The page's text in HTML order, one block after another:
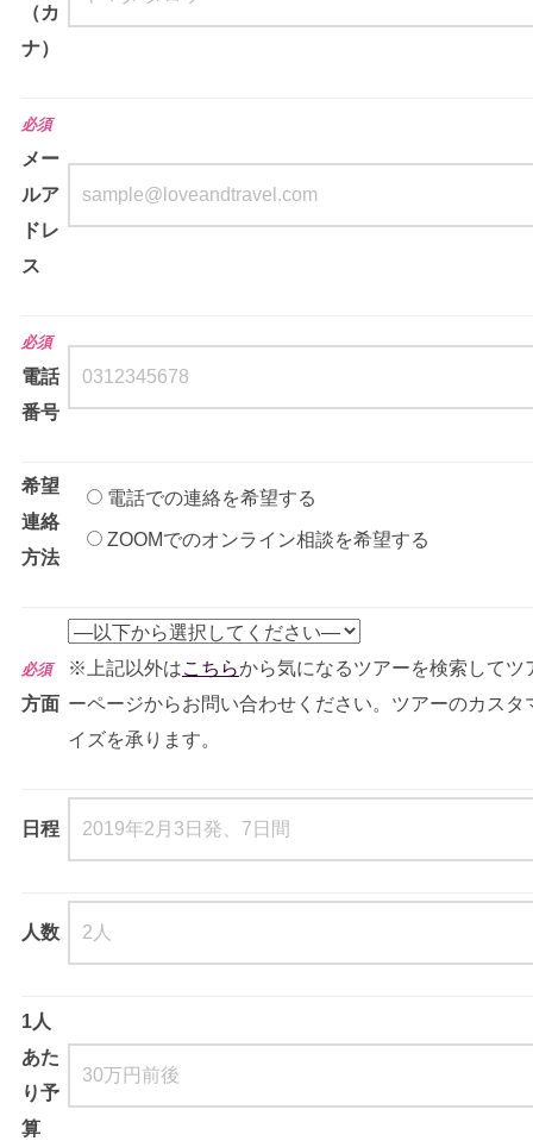
（カ
ナ）
必須
メー
ルア
ドレ
ス
必須
電話
番号
希望
連絡
方法
電話での連絡を希望する
ZOOMでのオンライン相談を希望する
必須
方面
※上記以外はこちらから気になるツアーを検索してツ
ーページからお問い合わせください。ツアーのカスタ
イズを承ります。
日程
人数
1人
あた
り予
算